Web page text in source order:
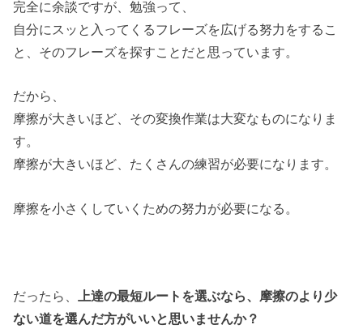
完全に余談ですが、勉強って、
自分にスッと入ってくるフレーズを広げる努力をするこ
と、そのフレーズを探すことだと思っています。
だから、
摩擦が大きいほど、その変換作業は大変なものになりま
す。
摩擦が大きいほど、たくさんの練習が必要になります。
摩擦を小さくしていくための努力が必要になる。
だったら、
上達の最短ルートを選ぶなら、摩擦のより少
ない道を選んだ方がいいと思いませんか？